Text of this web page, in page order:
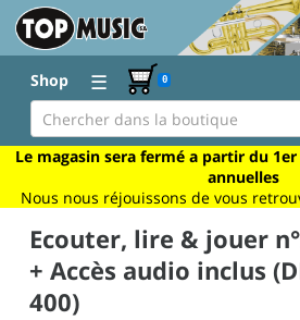
Shop ☰ 0
Le magasin sera fermé a partir du
annuelles
Nous nous réjouissons de vous
Ecouter, lire & jouer
+ Accès audio inclus
400)